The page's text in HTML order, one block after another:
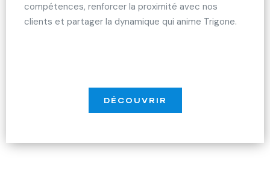
compétences, renforcer la proximité avec nos
clients et partager la dynamique qui anime Trigone.
DÉCOUVRIR